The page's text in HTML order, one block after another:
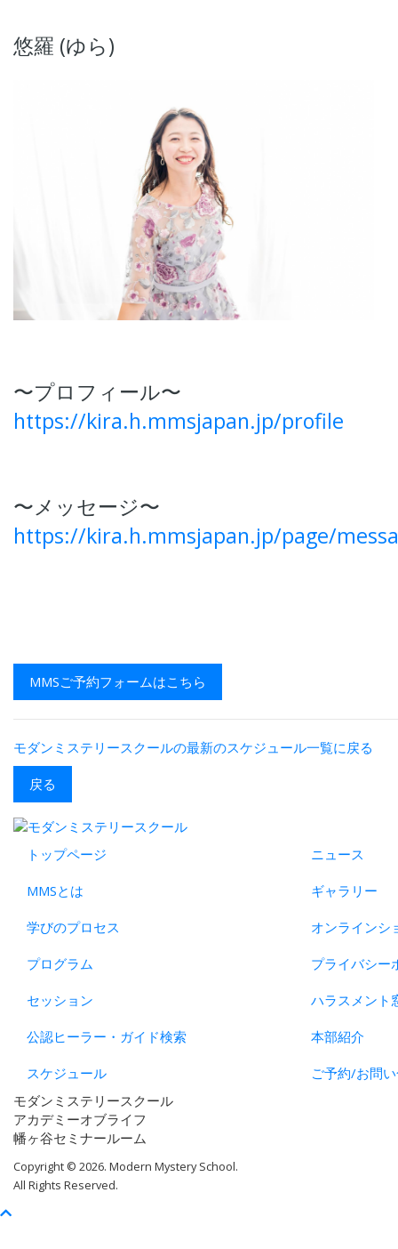
悠羅 (ゆら)
〜プロフィール〜
https://kira.h.mmsjapan.jp/profile
〜メッセージ〜
https://kira.h.mmsjapan.jp/page/
MMSご予約フォームはこちら
モダンミステリースクールの最新のスケジュール一覧に戻る
戻る
トップページ
MMSとは
学びのプロセス
プログラム
セッション
公認ヒーラー・ガイド検索
スケジュール
ニュース
ギャラリー
オンラインシ
プライバシー
ハラスメント
本部紹介
ご予約/お問
モダンミステリースクール
アカデミーオブライフ
幡ヶ谷セミナールーム
Copyright © 2026. Modern Mystery School.
All Rights Reserved.